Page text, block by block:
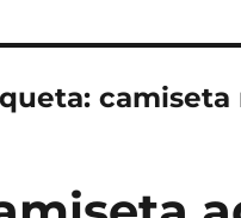
camiseta